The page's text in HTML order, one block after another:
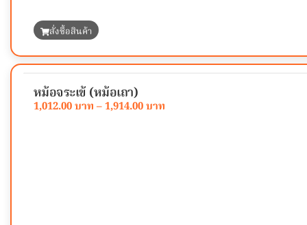
สั่งซื้อสินค้า
หม้อจระเข้ (หม้อเถา)
1,012.00 –1,914.00